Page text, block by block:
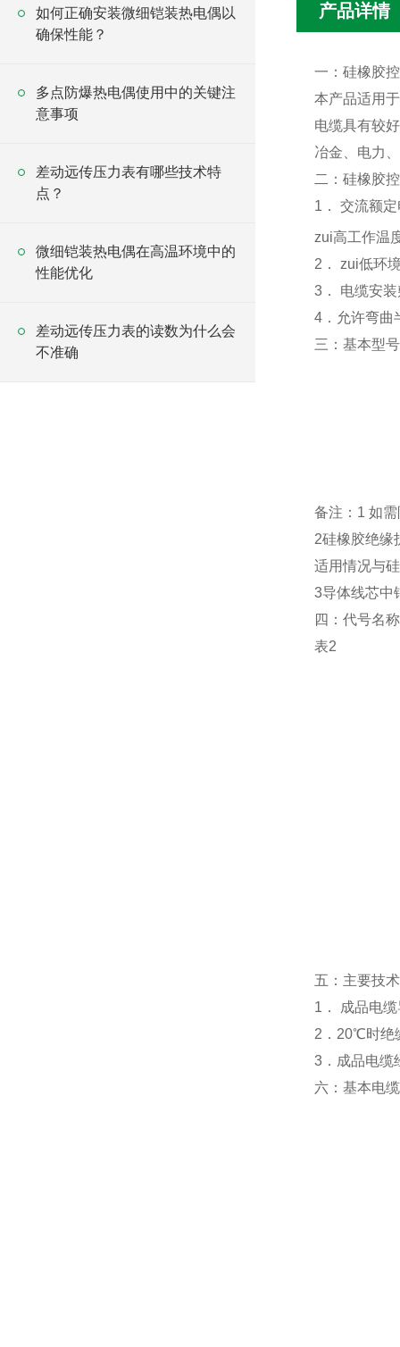
如何正确安装微细铠装热电偶以
确保性能？
多点防爆热电偶使用中的关键注
意事项
差动远传压力表有哪些技术特
点？
微细铠装热电偶在高温环境中的
性能优化
差动远传压力表的读数为什么会
不准确
产品详情
一：硅橡胶
本产品适用
电缆具有较
冶金、电力
二：硅橡胶
1． 交流额
zui高工作温
2． zui低环
3． 电缆安
4．允许弯曲
三：基本型
备注：1 如
2硅橡胶绝缘
适用情况与
3导体线芯中
四：代号名
表2
五：主要技
1． 成品电
2．20℃时绝
3．成品电缆
六：基本电